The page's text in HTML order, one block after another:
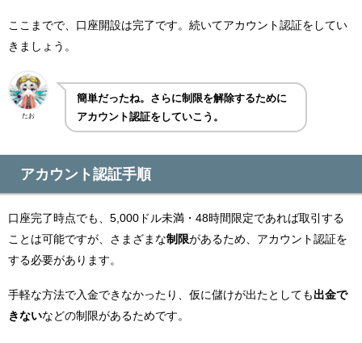
ここまでで、口座開設は完了です。続いてアカウント認証をしてい
きましょう。
たお
簡単だったね。さらに制限を解除するために
アカウント認証をしていこう。
アカウント認証手順
口座完了時点でも、5,000ドル未満・48時間限定であれば取引する
ことは可能ですが、さまざまな制限があるため、アカウント認証を
する必要があります。
手軽な方法で入金できなかったり、仮に儲けが出たとしても 出金で
きないなどの制限があるためです。